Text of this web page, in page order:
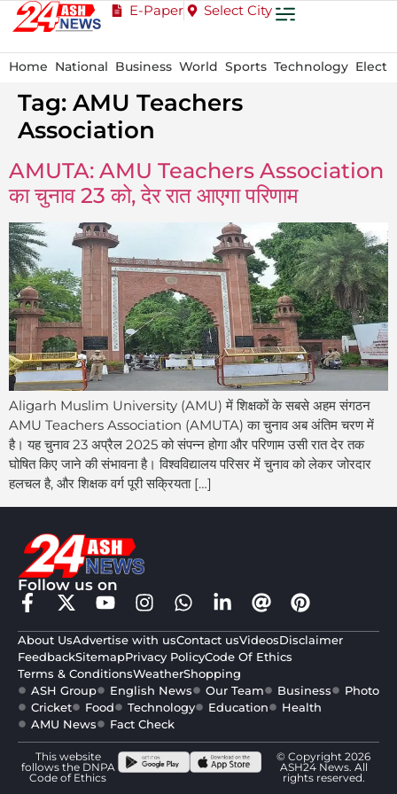
E-Paper Select City
Home National Business World Sports Technology
Tag: AMU Teachers
Association
AMUTA: AMU Teachers Association
का चुनाव 23 को, देर रात आएगा परिणाम
Aligarh Muslim University (AMU) में शिक्षकों के सबसे अहम संगठन
AMU Teachers Association (AMUTA) का चुनाव अब अंतिम चरण में
है। यह चुनाव 23 अप्रैल 2025 को संपन्न होगा और परिणाम उसी रात देर तक
घोषित किए जाने की संभावना है। विश्वविद्यालय परिसर में चुनाव को लेकर जोरदार
हलचल है, और शिक्षक वर्ग पूरी सक्रियता […]
Follow us on
About UsAdvertise with usContact usVideosDisclaimer
FeedbackSitemapPrivacy PolicyCode Of Ethics
Terms & ConditionsWeatherShopping
ASH Group
English News Our Team Business
Photo
Cricket
Food Technology Education
Health
AMU News
Fact Check
This website
follows the DNPA
Code of Ethics
© Copyright 2026
ASH24 News. All
rights reserved.